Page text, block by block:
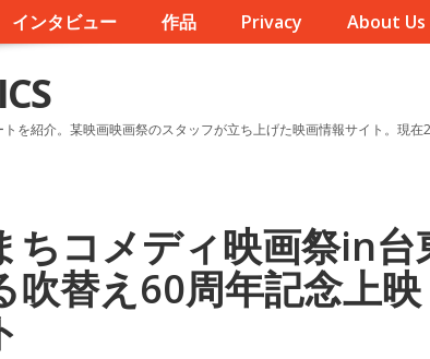
インタビュー 作品 Privacy About Us
を紹介。某映画映画祭のスタッフが立ち上げた映画情報サイト。現在
ちコメディ映画祭in台
吹替え60周年記念上